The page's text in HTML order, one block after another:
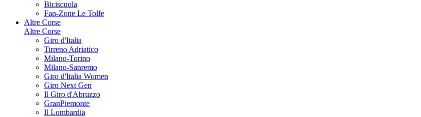
Biciscuola
Fan-Zone Le Tolfe
Altre Corse
Altre Corse
Giro d'Italia
Tirreno Adriatico
Milano-Torino
Milano-Sanremo
Giro d'Italia Women
Giro Next Gen
Il Giro d'Abruzzo
GranPiemonte
Il Lombardia